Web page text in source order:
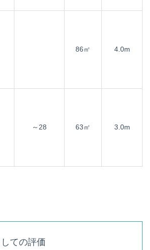
86㎡ 4.0m
～28 63㎡ 3.0m
ての評価